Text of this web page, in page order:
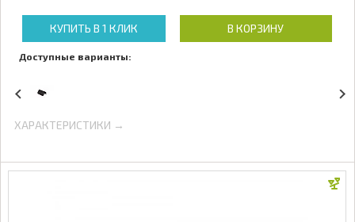
КУПИТЬ В 1 КЛИК В КОРЗИНУ
Доступные варианты:
ХАРАКТЕРИСТИКИ →